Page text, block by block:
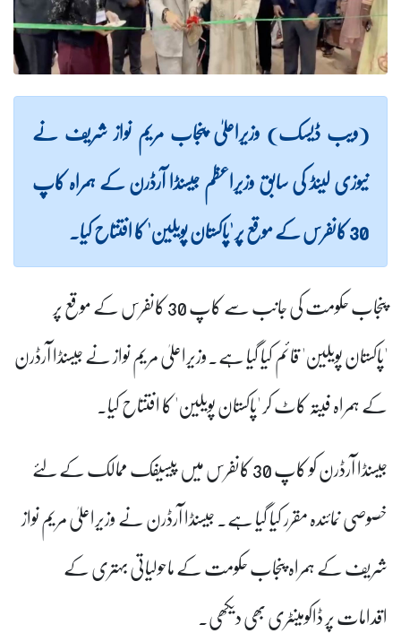
(ویب ڈیسک) وزیراعلیٰ پنجاب مریم نواز شریف نے
نیوزی لینڈ کی سابق وزیراعظم جیسنڈا آرڈرن کے ہمراہ کاپ
30 کانفرس کے موقع پر 'پاکستان پویلین' کا افتتاح کیا۔
پنجاب حکومت کی جانب سے کاپ 30 کانفرس کے موقع پر
'پاکستان پویلین' قائم کیا گیا ہے۔وزیراعلیٰ مریم نواز نے جیسنڈا آرڈرن
کے ہمراہ فیتہ کاٹ کر 'پاکستان پویلین' کا افتتاح کیا۔
جیسنڈا آرڈرن کو کاپ 30 کانفرس میں پیسیفک ممالک کے لئے
خصوصی نمائندہ مقرر کیا گیا ہے۔ جیسنڈا آرڈرن نے وزیراعلیٰ مریم نواز
شریف کے ہمراہ پنجاب حکومت کے ماحولیاتی بہتری کے
اقدامات پر ڈاکومینٹری بھی دیکھی۔